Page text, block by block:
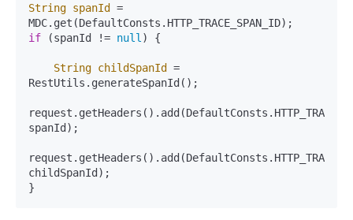
String spanId =
if (spanId != null ) {
String childSpanId =
RestUtils.generateSpanId();
spanId);
childSpanId);